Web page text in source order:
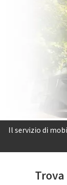
Il servizio di